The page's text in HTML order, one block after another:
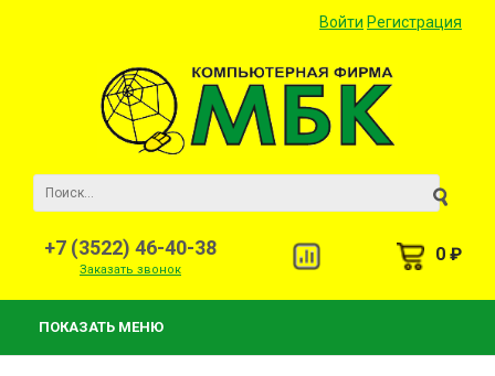
Войти Регистрация
+7 (3522) 46-40-38
Заказать звонок
0 ₽
ПОКАЗАТЬ МЕНЮ